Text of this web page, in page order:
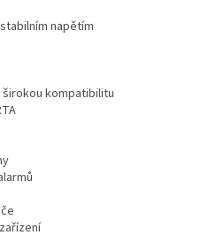
napětím
kompatibilitu